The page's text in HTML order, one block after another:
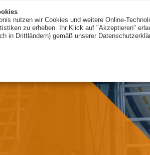
nutzen wir Cookies und weitere Online-
zu erheben. Ihr Klick auf "Akzeptieren"
in Drittländern) gemäß unserer